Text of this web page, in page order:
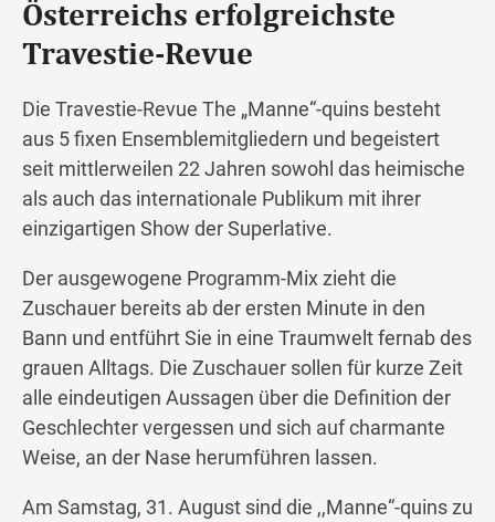
Österreichs erfolgreichste
Travestie-Revue
Die Travestie-Revue The „Manne“-quins besteht
aus 5 fixen Ensemblemitgliedern und begeistert
seit mittlerweilen 22 Jahren sowohl das heimische
als auch das internationale Publikum mit ihrer
einzigartigen Show der Superlative.
Der ausgewogene Programm-Mix zieht die
Zuschauer bereits ab der ersten Minute in den
Bann und entführt Sie in eine Traumwelt fernab des
grauen Alltags. Die Zuschauer sollen für kurze Zeit
alle eindeutigen Aussagen über die Definition der
Geschlechter vergessen und sich auf charmante
Weise, an der Nase herumführen lassen.
Am Samstag, 31. August sind die ,,Manne“-quins zu